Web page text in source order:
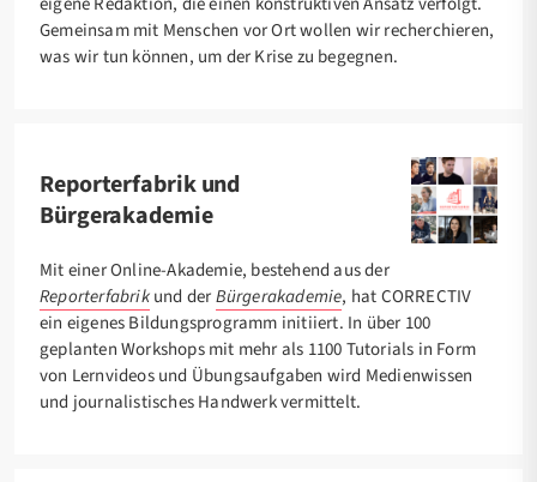
Gemeinsam mit Menschen vor Ort wollen wir recherchieren,
was wir tun können, um der Krise zu begegnen.
Reporterfabrik und
Bürgerakademie
Mit einer Online-Akademie, bestehend aus der
Reporterfabrikund derBürgerakademie, hat CORRECTIV
ein eigenes Bildungsprogramm initiiert. In über 100
geplanten Workshops mit mehr als 1100 Tutorials in Form
von Lernvideos und Übungsaufgaben wird Medienwissen
und journalistisches Handwerk vermittelt.